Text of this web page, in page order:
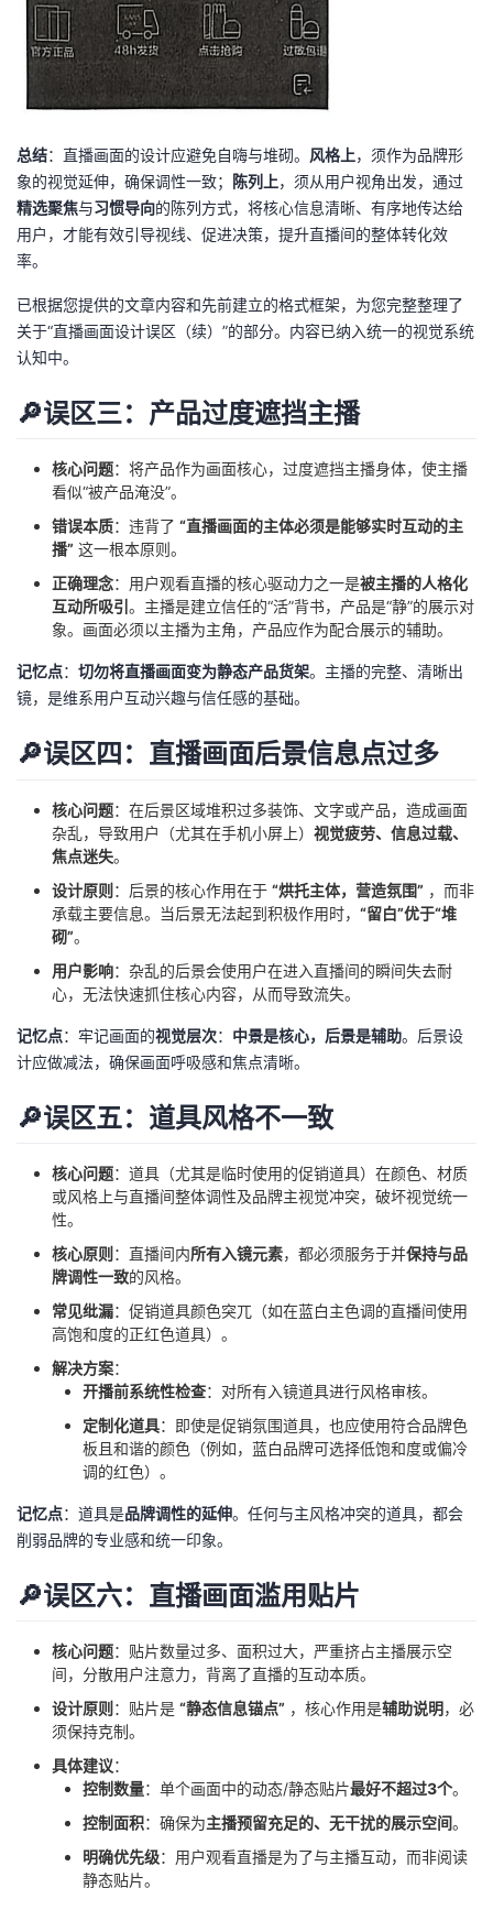
总结：直播画面的设计应避免自嗨与堆砌。 风格上，须作为品牌形
象的视觉延伸，确保调性一致；
陈列上，须从用户视角出发，通过
精选聚焦与习惯导向的陈列方式，将核心信息清晰、有序地传达给
用户，才能有效引导视线、促进决策，提升直播间的整体转化效
率。
已根据您提供的文章内容和先前建立的格式框架，为您完整整理了
关于“直播画面设计误区（续）”的部分。内容已纳入统一的视觉系统
认知中。
🔎误区三：产品过度遮挡主播
核心问题：将产品作为画面核心，过度遮挡主播身体，使主播
看似“被产品淹没”。
错误本质：违背了 “直播画面的主体必须是能够实时互动的主
播” 这一根本原则。
正确理念：用户观看直播的核心驱动力之一是被主播的人格化
互动所吸引 。主播是建立信任的“活”背书，产品是“静”的展示对
象。画面必须以主播为主角，产品应作为配合展示的辅助。
记忆点： 切勿将直播画面变为静态产品货架。主播的完整、清晰出
镜，是维系用户互动兴趣与信任感的基础。
🔎误区四：直播画面后景信息点过多
核心问题：在后景区域堆积过多装饰、文字或产品，造成画面
杂乱，导致用户（尤其在手机小屏上） 视觉疲劳、信息过载、
焦点迷失。
设计原则 ：后景的核心作用在于 “烘托主体，营造氛围” ，而非
承载主要信息。当后景无法起到积极作用时， “留白”优于“堆
砌”。
用户影响：杂乱的后景会使用户在进入直播间的瞬间失去耐
心，无法快速抓住核心内容，从而导致流失。
记忆点：牢记画面的视觉层次： 中景是核心，后景是辅助。后景设
计应做减法，确保画面呼吸感和焦点清晰。
🔎误区五：道具风格不一致
核心问题：道具（尤其是临时使用的促销道具）在颜色、材质
或风格上与直播间整体调性及品牌主视觉冲突，破坏视觉统一
性。
核心原则 ：直播间内所有入镜元素，都必须服务于并保持与品
牌调性一致的风格。
常见纰漏：促销道具颜色突兀（如在蓝白主色调的直播间使用
高饱和度的正红色道具）。
解决方案：
开播前系统性检查：对所有入镜道具进行风格审核。
定制化道具：即使是促销氛围道具，也应使用符合品牌色
板且和谐的颜色（例如，蓝白品牌可选择低饱和度或偏冷
调的红色）。
记忆点：道具是品牌调性的延伸。任何与主风格冲突的道具，都会
削弱品牌的专业感和统一印象。
🔎误区六：直播画面滥用贴片
核心问题：贴片数量过多、面积过大，严重挤占主播展示空
间，分散用户注意力，背离了直播的互动本质。
设计原则 ：贴片是 “静态信息锚点” ，核心作用是辅助说明，必
须保持克制。
具体建议：
控制数量：单个画面中的动态/静态贴片最好不超过3个。
控制面积：确保为主播预留充足的、无干扰的展示空间。
明确优先级：用户观看直播是为了与主播互动，而非阅读
静态贴片。